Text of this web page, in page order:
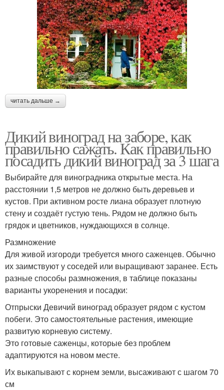
читать дальше →
Дикий виноград на заборе, как
правильно сажать. Как правильно
посадить дикий виноград за 3 шага
Выбирайте для виноградника открытые места. На
расстоянии 1,5 метров не должно быть деревьев и
кустов. При активном росте лиана образует плотную
стену и создаёт густую тень. Рядом не должно быть
грядок и цветников, нуждающихся в солнце.
Размножение
Для живой изгороди требуется много саженцев. Обычно
их заимствуют у соседей или выращивают заранее. Есть
разные способы размножения, в таблице показаны
варианты укоренения и посадки:
Отпрыски Девичий виноград образует рядом с кустом
побеги. Это самостоятельные растения, имеющие
развитую корневую систему.
Это готовые саженцы, которые без проблем
адаптируются на новом месте.
Их выкапывают с корнем земли, высаживают с шагом 70
см